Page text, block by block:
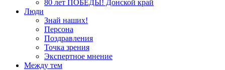
80 лет ПОБЕДЫ! Донской край
Люди
Знай наших!
Персона
Поздравления
Точка зрения
Экспертное мнение
Между тем